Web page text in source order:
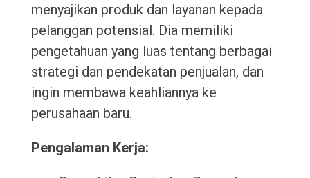
menyajikan produk dan layanan kepada
pelanggan potensial. Dia memiliki
pengetahuan yang luas tentang berbagai
strategi dan pendekatan penjualan, dan
ingin membawa keahliannya ke
perusahaan baru.
Pengalaman Kerja: